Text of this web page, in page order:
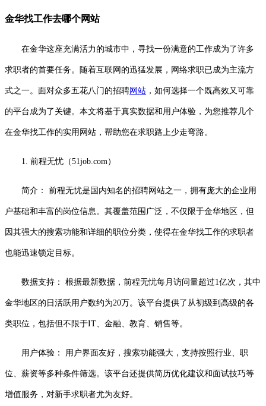
金华找工作去哪个网站
在金华这座充满活力的城市中，寻找一份满意的工作成为了许多
求职者的首要任务。随着互联网的迅猛发展，网络求职已成为主流方
式之一。面对众多五花八门的招聘网站 ，如何选择一个既高效又可靠
的平台成为了关键。本文将基于真实数据和用户体验，为您推荐几个
在金华找工作的实用网站，帮助您在求职路上少走弯路。
1. 前程无忧（51job.com）
简介： 前程无忧是国内知名的招聘网站之一，拥有庞大的企业用
户基础和丰富的岗位信息。其覆盖范围广泛，不仅限于金华地区，但
因其强大的搜索功能和详细的职位分类，使得在金华找工作的求职者
也能迅速锁定目标。
数据支持： 根据最新数据，前程无忧每月访问量超过1亿次，其中
金华地区的日活跃用户数约为20万。该平台提供了从初级到高级的各
类职位，包括但不限于IT、金融、教育、销售等。
用户体验： 用户界面友好，搜索功能强大，支持按照行业、职
位、薪资等多种条件筛选。该平台还提供简历优化建议和面试技巧等
增值服务，对新手求职者尤为友好。